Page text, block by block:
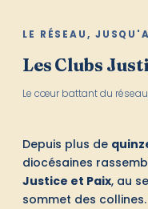
LE RÉSEAU,
Les Clubs
Le cœur battant du
Depuis plus de
diocésaines
Justice et Paix, au
sommet des